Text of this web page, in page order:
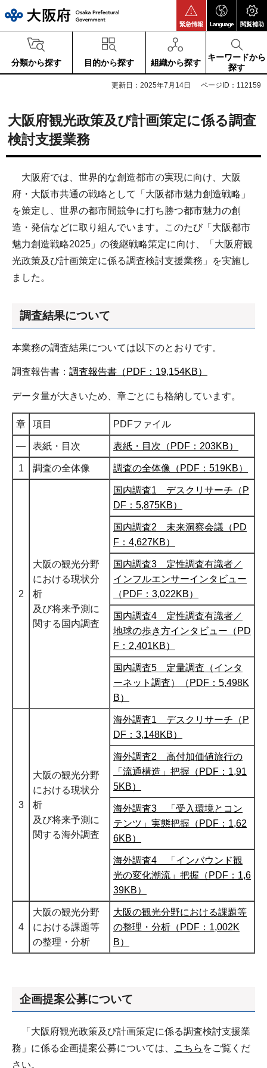
緊急情報 Language 閲覧補助
分類から探す 目的から探す 組織から探す
キーワードから
探す
更新日：2025年7月14日 ページID：112159
大阪府観光政策及び計画策定に係る調査
検討支援業務
大阪府では、世界的な創造都市の実現に向け、大阪
府・大阪市共通の戦略として「大阪都市魅力創造戦略」
を策定し、世界の都市間競争に打ち勝つ都市魅力の創
造・発信などに取り組んでいます。このたび「大阪都市
魅力創造戦略2025」の後継戦略策定に向け、「大阪府観
光政策及び計画策定に係る調査検討支援業務」を実施し
ました。
調査結果について
本業務の調査結果については以下のとおりです。
調査報告書： 調査報告書（PDF：19,154KB）
データ量が大きいため、章ごとにも格納しています。
章 項目 PDFファイル
― 表紙・目次 表紙・目次（PDF：203KB）
1 調査の全体像 調査の全体像（PDF：519KB）
2
大阪の観光分野
における現状分
析
及び将来予測に
関する国内調査
国内調査1 デスクリサーチ（P
DF：5,875KB）
国内調査2 未来洞察会議（PD
F：4,627KB）
国内調査3 定性調査有識者／
インフルエンサーインタビュー
（PDF：3,022KB）
国内調査4 定性調査有識者／
地球の歩き方インタビュー（PD
F：2,401KB）
国内調査5 定量調査（インタ
ーネット調査）（PDF：5,498K
B）
3
大阪の観光分野
における現状分
析
及び将来予測に
関する海外調査
海外調査1 デスクリサーチ（P
DF：3,148KB）
海外調査2 高付加価値旅行の
「流通構造」把握（PDF：1,91
5KB）
海外調査3 「受入環境とコン
テンツ」実態把握（PDF：1,62
6KB）
海外調査4 「インバウンド観
光の変化潮流」把握（PDF：1,6
39KB）
4
大阪の観光分野
における課題等
の整理・分析
大阪の観光分野における課題等
の整理・分析（PDF：1,002K
B）
企画提案公募について
「大阪府観光政策及び計画策定に係る調査検討支援業
務」に係る企画提案公募については、
こちら をご覧くだ
さい。